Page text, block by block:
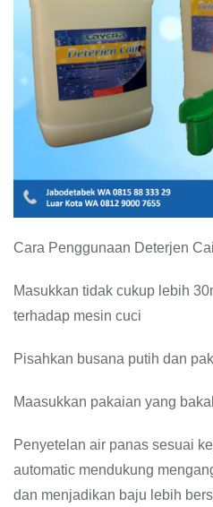
Cara Penggunaan Deterjen
Masukkan tidak cukup lebih
terhadap mesin cuci
Pisahkan busana putih dan
Maasukkan pakaian yang
Penyetelan air panas sesuai
automatic mendukung
dan menjadikan baju lebih